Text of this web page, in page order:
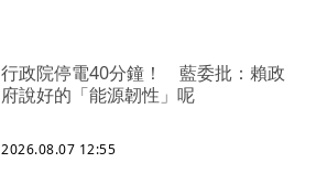
行政院停電40分鐘！ 藍委批：賴政
府說好的「能源韌性」呢
2026.08.07 12:55